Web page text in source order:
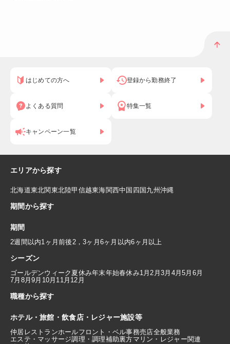
はじめての方へ 登録から勤務終了
よくある質問 特集一覧
キャンペーン一覧
エリアから探す
北海道東北関東北陸甲信越東海関西中国 四国九州沖縄
期間から探す
期間
2週間以内1ヶ月前後 2，3ヶ月 6ヶ月以内6ヶ月以上
シーズン
ゴールデンウィーク 夏休み年末年始春休み1月 2月3月 4月5月 6月
7月 8月9月 10月 11月 12月
職種から探す
ホテル・旅館・飲食店・レジャー施設等
仲居 レストランホールフロント・ベル事務売店全般業務
エステ・マッサージ調理・調理補助裏方マリン・レジャー関連